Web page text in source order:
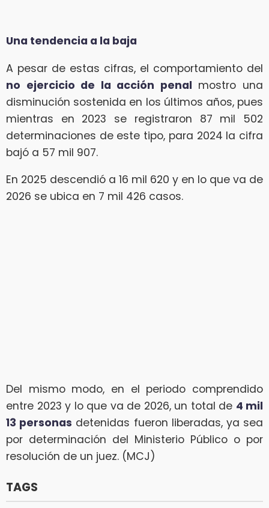
Una tendencia a la baja
A pesar de estas cifras, el comportamiento del
no ejercicio de la acción penal mostro una
disminución sostenida en los últimos años, pues
mientras en 2023 se registraron 87 mil 502
determinaciones de este tipo, para 2024 la cifra
bajó a 57 mil 907.
En 2025 descendió a 16 mil 620 y en lo que va de
2026 se ubica en 7 mil 426 casos.
Del mismo modo, en el periodo comprendido
entre 2023 y lo que va de 2026, un total de 4 mil
13 personas detenidas fueron liberadas, ya sea
por determinación del Ministerio Público o por
resolución de un juez. (MCJ)
TAGS